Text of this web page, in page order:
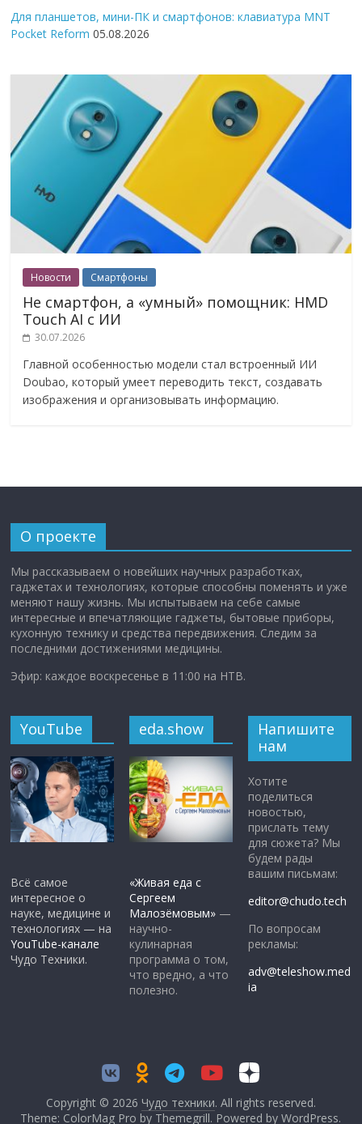
Для планшетов, мини-ПК и смартфонов: клавиатура MNT
Pocket Reform 05.08.2026
Новости Смартфоны
Не смартфон, а «умный» помощник: HMD
Touch AI с ИИ
30.07.2026
Главной особенностью модели стал встроенный ИИ
Doubao, который умеет переводить текст, создавать
изображения и организовывать информацию.
О проекте
Мы рассказываем о новейших научных разработках,
гаджетах и технологиях, которые способны поменять и уже
меняют нашу жизнь. Мы испытываем на себе самые
интересные и впечатляющие гаджеты, бытовые приборы,
кухонную технику и средства передвижения. Следим за
последними достижениями медицины.
Эфир: каждое воскресенье в 11:00 на НТВ.
YouTube
Всё самое
интересное о
науке, медицине и
технологиях — на
YouTube-канале
Чудо Техники.
eda.show
«Живая еда с
Сергеем
Малозёмовым» —
научно-
кулинарная
программа о том,
что вредно, а что
полезно.
Напишите
нам
Хотите
поделиться
новостью,
прислать тему
для сюжета? Мы
будем рады
вашим письмам:
editor@chudo.tech
По вопросам
рекламы:
adv@teleshow.med
ia
Copyright © 2026 Чудо техники. All rights reserved.
Theme: ColorMag Pro by Themegrill. Powered byWordPress.